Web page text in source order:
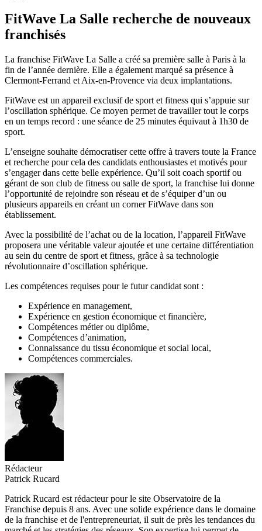
FitWave La Salle recherche de nouveaux
franchisés
La franchise FitWave La Salle a créé sa première salle à Paris à la
fin de l’année dernière. Elle a également marqué sa présence à
Clermont-Ferrand et Aix-en-Provence via deux implantations.
FitWave est un appareil exclusif de sport et fitness qui s’appuie sur
l’oscillation sphérique. Ce moyen permet de travailler tout le corps
en un temps record : une séance de 25 minutes équivaut à 1h30 de
sport.
L’enseigne souhaite démocratiser cette offre à travers toute la France
et recherche pour cela des candidats enthousiastes et motivés pour
s’engager dans cette belle expérience. Qu’il soit coach sportif ou
gérant de son club de fitness ou salle de sport, la franchise lui donne
l’opportunité de rejoindre son réseau et de s’équiper d’un ou
plusieurs appareils en créant un corner FitWave dans son
établissement.
Avec la possibilité de l’achat ou de la location, l’appareil FitWave
proposera une véritable valeur ajoutée et une certaine différentiation
au sein du centre de sport et fitness, grâce à sa technologie
révolutionnaire d’oscillation sphérique.
Les compétences requises pour le futur candidat sont :
Expérience en management,
Expérience en gestion économique et financière,
Compétences métier ou diplôme,
Compétences d’animation,
Connaissance du tissu économique et social local,
Compétences commerciales.
Rédacteur
Patrick Rucard
Patrick Rucard est rédacteur pour le site Observatoire de la
Franchise depuis 8 ans. Avec une solide expérience dans le domaine
de la franchise et de l'entrepreneuriat, il suit de près les tendances du